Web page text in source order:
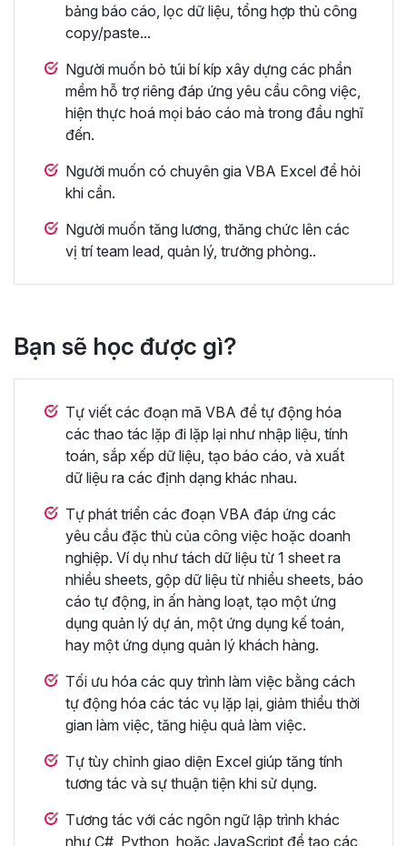
bảng báo cáo, lọc dữ liệu, tổng hợp thủ công
copy/paste...
Người muốn bỏ túi bí kíp xây dựng các phần
mềm hỗ trợ riêng đáp ứng yêu cầu công việc,
hiện thực hoá mọi báo cáo mà trong đầu nghĩ
đến.
Người muốn có chuyên gia VBA Excel để hỏi
khi cần.
Người muốn tăng lương, thăng chức lên các
vị trí team lead, quản lý, trưởng phòng..
Bạn sẽ học được gì?
Tự viết các đoạn mã VBA để tự động hóa
các thao tác lặp đi lặp lại như nhập liệu, tính
toán, sắp xếp dữ liệu, tạo báo cáo, và xuất
dữ liệu ra các định dạng khác nhau.
Tự phát triển các đoạn VBA đáp ứng các
yêu cầu đặc thù của công việc hoặc doanh
nghiệp. Ví dụ như tách dữ liệu từ 1 sheet ra
nhiều sheets, gộp dữ liệu từ nhiều sheets, báo
cáo tự động, in ấn hàng loạt, tạo một ứng
dụng quản lý dự án, một ứng dụng kế toán,
hay một ứng dụng quản lý khách hàng.
Tối ưu hóa các quy trình làm việc bằng cách
tự động hóa các tác vụ lặp lại, giảm thiểu thời
gian làm việc, tăng hiệu quả làm việc.
Tự tùy chỉnh giao diện Excel giúp tăng tính
tương tác và sự thuận tiện khi sử dụng.
Tương tác với các ngôn ngữ lập trình khác
như C#, Python, hoặc JavaScript để tạo các